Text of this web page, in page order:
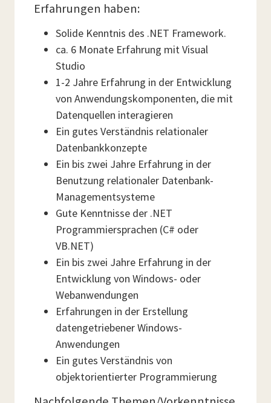
Erfahrungen haben:
Solide Kenntnis des .NET Framework.
ca. 6 Monate Erfahrung mit Visual
Studio
1-2 Jahre Erfahrung in der Entwicklung
von Anwendungskomponenten, die mit
Datenquellen interagieren
Ein gutes Verständnis relationaler
Datenbankkonzepte
Ein bis zwei Jahre Erfahrung in der
Benutzung relationaler Datenbank-
Managementsysteme
Gute Kenntnisse der .NET
Programmiersprachen (C# oder
VB.NET)
Ein bis zwei Jahre Erfahrung in der
Entwicklung von Windows- oder
Webanwendungen
Erfahrungen in der Erstellung
datengetriebener Windows-
Anwendungen
Ein gutes Verständnis von
objektorientierter Programmierung